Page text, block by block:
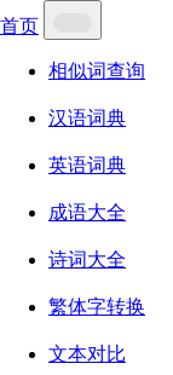
首页
相似词查询
汉语词典
英语词典
成语大全
诗词大全
繁体字转换
文本对比